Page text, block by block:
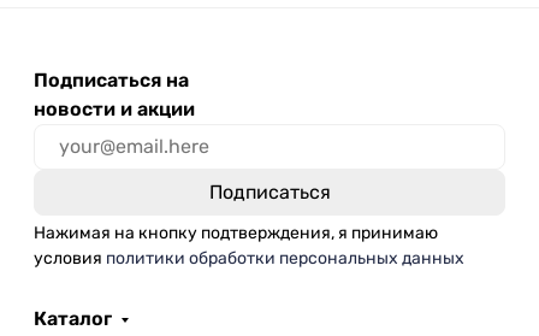
Подписаться на
новости и акции
Нажимая на кнопку подтверждения, я принимаю
условия политики обработки персональных данных
Каталог